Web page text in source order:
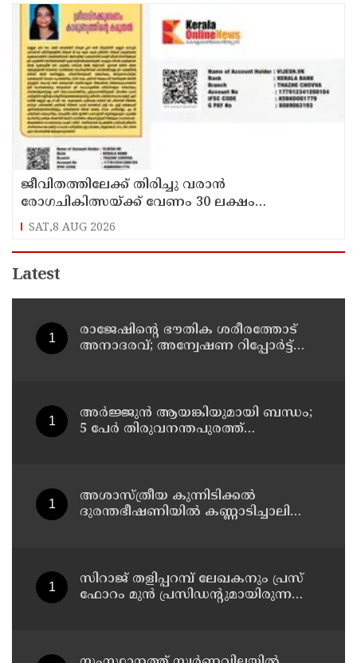
ജീവിതത്തിലേക്ക് തിരിച്ചു വരാൻ
രോഗചികിത്സയ്ക്ക് വേണം 30 ലക്ഷം
ശ്രീദേവ്നക്കു വേണം കാരുണ്യത്തിൻ്റെ കരുതൽ
SAT,8 AUG 2026
Latest
രാജേഷിന്റെ ഭൗതിക ശരീരത്തോട്
അനാദരവ്; അന്വേഷണ റിപ്പോര്‍ട്ട്
അർജ്ജുൻ ആയങ്കിയുമായി ബന്ധം;
5 പേർ തിരുവനന്തപുരത്ത്
അശാസ്ത്രീയ കുന്നിടിക്കൽ
ദുരന്തഭീഷണിയിൽ കണ്ണാടിച്ചാലിലെ
സിറാജ് തളിപ്പറമ്പ് ലേഖകനും പ്രസ്
ഫോറം മുൻ പ്രസിഡൻ്റുമായിരുന്ന